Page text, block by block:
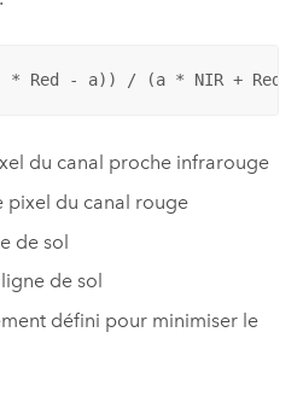
* Red - a)) / (a * NIR + Red
du canal proche infrarouge
pixel du canal rouge
de sol
de sol
défini pour minimiser le